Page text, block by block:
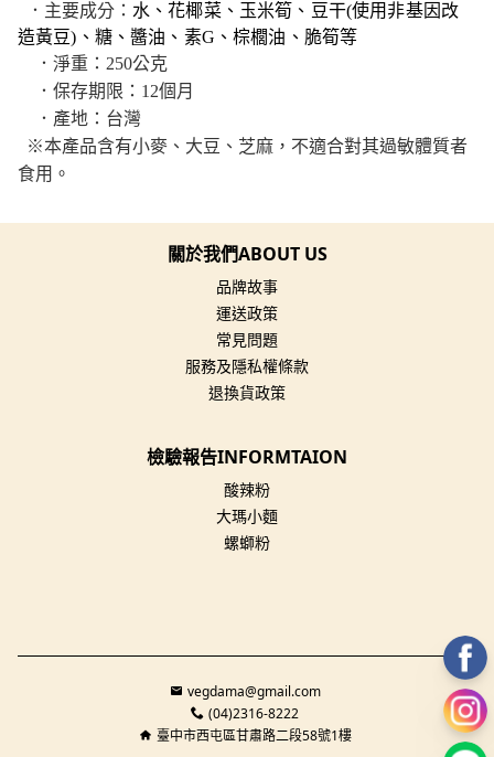
．主要成分： 水、花椰菜、玉米筍、豆干(使用非基因改
造黃豆)、糖、醬油、素G、棕櫚油、脆筍等
． 淨重：250公克
． 保存期限：12個月
． 產地：台灣
※本產品含有小麥、大豆、芝麻，不適合對其過敏體質者
食用。
關於我們ABOUT US
品牌故事
運送政策
常見問題
服務及隱私權條款
退換貨政策
檢驗報告INFORMTAION
酸辣粉
大瑪小麵
螺螄粉
vegdama@gmail.com
(04)2316-8222
臺中市西屯區甘肅路二段58號1樓